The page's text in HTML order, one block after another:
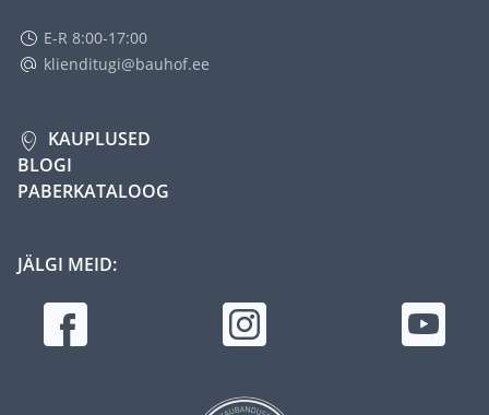
E-R 8:00-17:00
klienditugi@bauhof.ee
KAUPLUSED
BLOGI
PABERKATALOOG
JÄLGI MEID: